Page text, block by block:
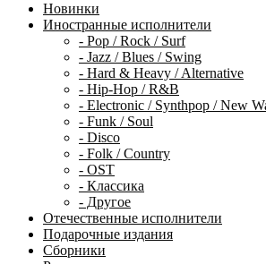
Новинки
Иностранные исполнители
- Pop / Rock / Surf
- Jazz / Blues / Swing
- Hard & Heavy / Alternative
- Hip-Hop / R&B
- Electronic / Synthpop / New
- Funk / Soul
- Disco
- Folk / Country
- OST
- Классика
- Другое
Отечественные исполнители
Подарочные издания
Сборники